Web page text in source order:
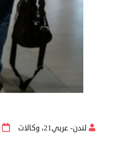
لندن- عربي21، وكالات